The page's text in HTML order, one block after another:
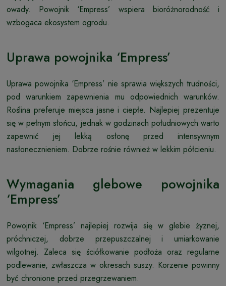
owady. Powojnik ‘Empress’ wspiera bioróżnorodność i
wzbogaca ekosystem ogrodu.
Uprawa powojnika ‘Empress’
Uprawa powojnika ‘Empress’ nie sprawia większych trudności,
pod warunkiem zapewnienia mu odpowiednich warunków.
Roślina preferuje miejsca jasne i ciepłe. Najlepiej prezentuje
się w pełnym słońcu, jednak w godzinach południowych warto
zapewnić jej lekką osłonę przed intensywnym
nasłonecznieniem. Dobrze rośnie również w lekkim półcieniu.
Wymagania glebowe powojnika
‘Empress’
Powojnik ‘Empress’ najlepiej rozwija się w glebie żyznej,
próchniczej, dobrze przepuszczalnej i umiarkowanie
wilgotnej. Zaleca się ściółkowanie podłoża oraz regularne
podlewanie, zwłaszcza w okresach suszy. Korzenie powinny
być chronione przed przegrzewaniem.